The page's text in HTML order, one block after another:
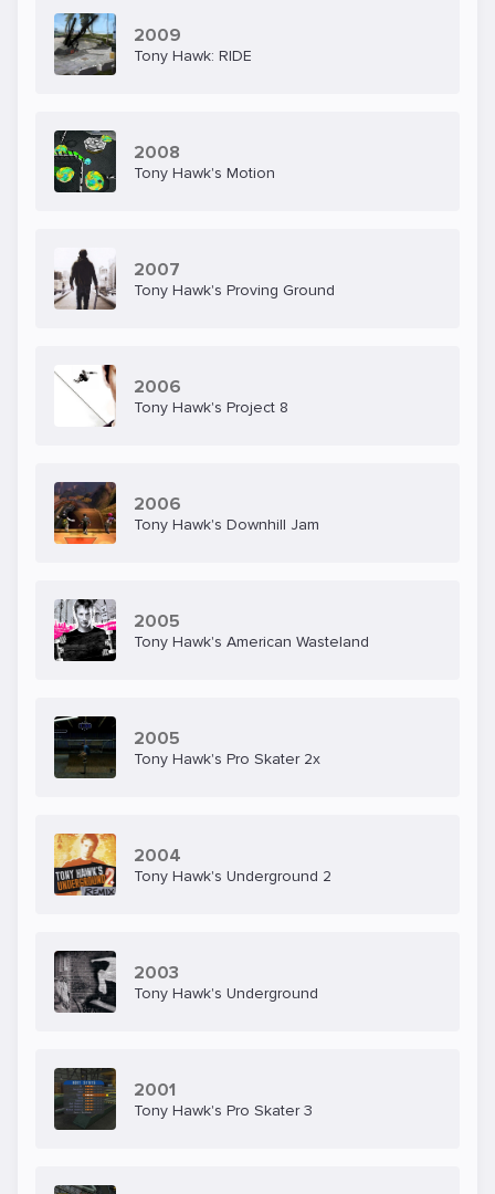
2009
Tony Hawk: RIDE
2008
Tony Hawk's Motion
2007
Tony Hawk's Proving Ground
2006
Tony Hawk's Project 8
2006
Tony Hawk's Downhill Jam
2005
Tony Hawk's American Wasteland
2005
Tony Hawk's Pro Skater 2x
2004
Tony Hawk's Underground 2
2003
Tony Hawk's Underground
2001
Tony Hawk's Pro Skater 3